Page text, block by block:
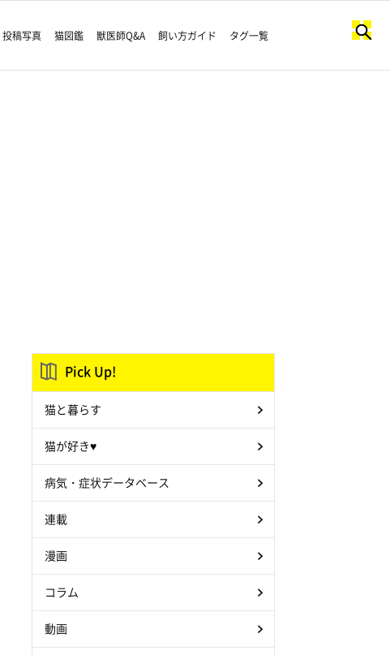
投稿写真 猫図鑑 獣医師Q&A 飼い方ガイド タグ一覧
Pick Up!
猫と暮らす
猫が好き♥
病気・症状データベース
連載
漫画
コラム
動画